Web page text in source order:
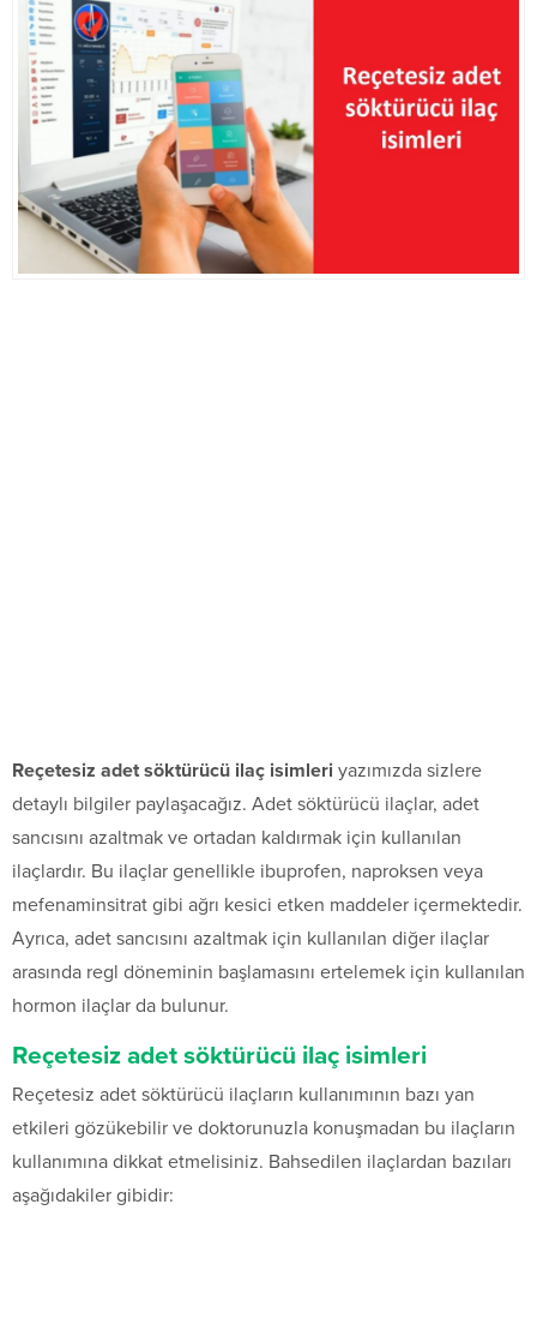
Reçetesiz adet söktürücü ilaç isimleri yazımızda sizlere
detaylı bilgiler paylaşacağız. Adet söktürücü ilaçlar, adet
sancısını azaltmak ve ortadan kaldırmak için kullanılan
ilaçlardır. Bu ilaçlar genellikle ibuprofen, naproksen veya
mefenaminsitrat gibi ağrı kesici etken maddeler içermektedir.
Ayrıca, adet sancısını azaltmak için kullanılan diğer ilaçlar
arasında regl döneminin başlamasını ertelemek için kullanılan
hormon ilaçlar da bulunur.
Reçetesiz adet söktürücü ilaç isimleri
Reçetesiz adet söktürücü ilaçların kullanımının bazı yan
etkileri gözükebilir ve doktorunuzla konuşmadan bu ilaçların
kullanımına dikkat etmelisiniz. Bahsedilen ilaçlardan bazıları
aşağıdakiler gibidir: